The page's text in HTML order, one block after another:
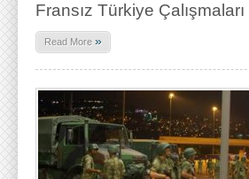
Fransız Türkiye
Read More »